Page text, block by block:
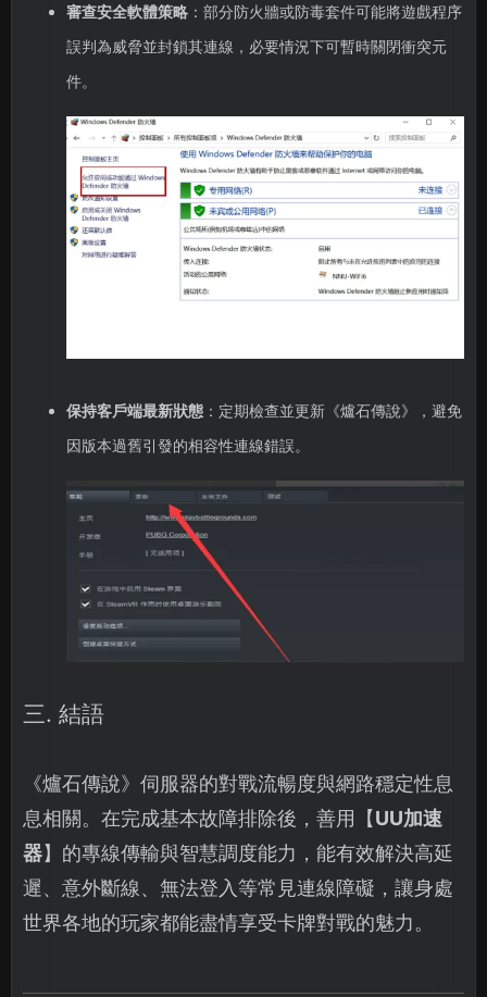
審查安全軟體策略：部分防火牆或防毒套件可能將遊戲程序
誤判為威脅並封鎖其連線，必要情況下可暫時關閉衝突元
件。
保持客戶端最新狀態：定期檢查並更新《爐石傳說》，避免
因版本過舊引發的相容性連線錯誤。
三. 結語
《爐石傳說》伺服器的對戰流暢度與網路穩定性息
息相關。在完成基本故障排除後，善用【UU加速
器】的專線傳輸與智慧調度能力，能有效解決高延
遲、意外斷線、無法登入等常見連線障礙，讓身處
世界各地的玩家都能盡情享受卡牌對戰的魅力。